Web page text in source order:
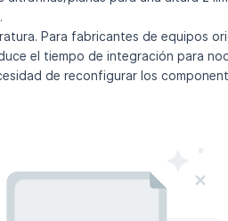
Para fabricantes de equipos
el tiempo de integración para
de reconfigurar los